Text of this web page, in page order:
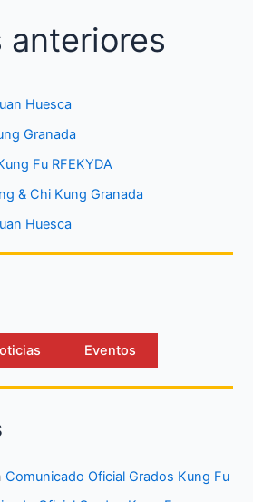
Huesca
Granada
Fu RFEKYDA
& Chi Kung Granada
Huesca
Eventos
Comunicado Oficial Grados Kung Fu